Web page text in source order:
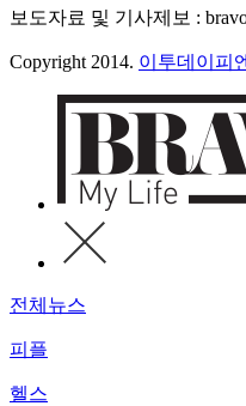
보도자료 및 기사제보 :
Copyright 2014. 이투데이피
전체뉴스
피플
헬스